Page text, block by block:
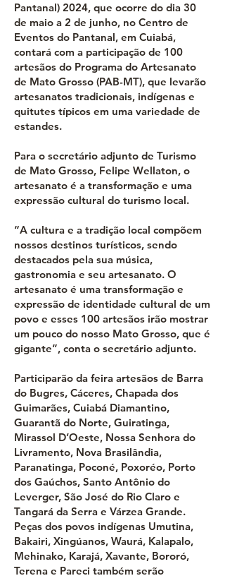
Pantanal) 2024, que ocorre do dia 30
de maio a 2 de junho, no Centro de
Eventos do Pantanal, em Cuiabá,
contará com a participação de 100
artesãos do Programa do Artesanato
de Mato Grosso (PAB-MT), que levarão
artesanatos tradicionais, indígenas e
quitutes típicos em uma variedade de
estandes.
Para o secretário adjunto de Turismo
de Mato Grosso, Felipe Wellaton, o
artesanato é a transformação e uma
expressão cultural do turismo local.
“A cultura e a tradição local compõem
nossos destinos turísticos, sendo
destacados pela sua música,
gastronomia e seu artesanato. O
artesanato é uma transformação e
expressão de identidade cultural de um
povo e esses 100 artesãos irão mostrar
um pouco do nosso Mato Grosso, que é
gigante”, conta o secretário adjunto.
Participarão da feira artesãos de Barra
do Bugres, Cáceres, Chapada dos
Guimarães, Cuiabá Diamantino,
Guarantã do Norte, Guiratinga,
Mirassol D’Oeste, Nossa Senhora do
Livramento, Nova Brasilândia,
Paranatinga, Poconé, Poxoréo, Porto
dos Gaúchos, Santo Antônio do
Leverger, São José do Rio Claro e
Tangará da Serra e Várzea Grande.
Peças dos povos indígenas Umutina,
Bakairi, Xingúanos, Waurá, Kalapalo,
Mehinako, Karajá, Xavante, Bororó,
Terena e Pareci também serão